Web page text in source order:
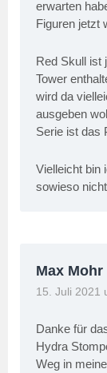
erwarten
Figuren jetzt
Red Skull ist
Tower
wird da
ausgeben
Serie ist das
Vielleicht bin
sowieso
Max Mohr
15. Juli 2021
Danke für
Hydra
Weg in